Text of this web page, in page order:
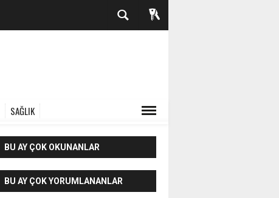
SAĞLIK
BU AY ÇOK OKUNANLAR
BU AY ÇOK YORUMLANANLAR